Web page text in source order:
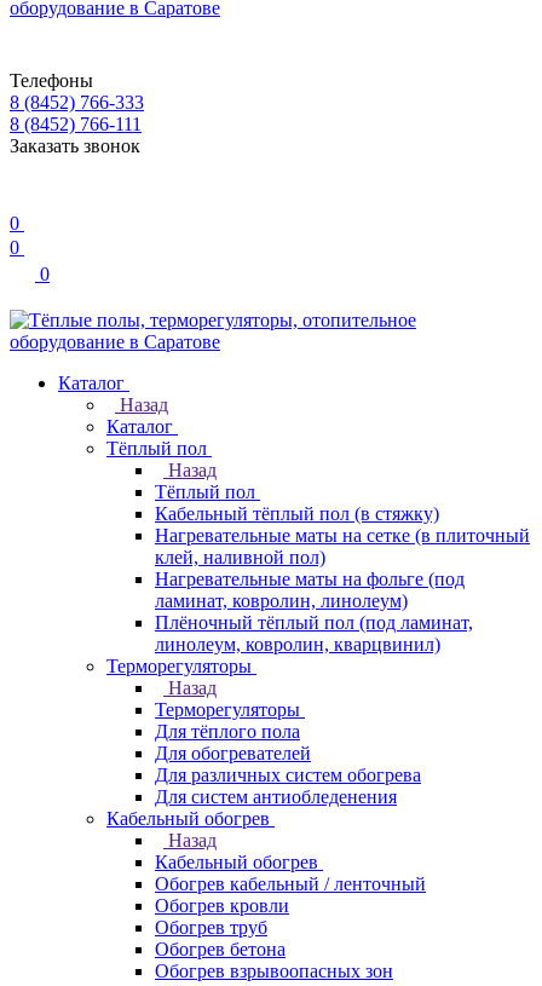
Телефоны
8 (8452) 766-333
8 (8452) 766-111
Заказать звонок
0
0
0
Каталог
Назад
Каталог
Тёплый пол
Назад
Тёплый пол
Кабельный тёплый пол (в стяжку)
Нагревательные маты на сетке (в плиточный
клей, наливной пол)
Нагревательные маты на фольге (под
ламинат, ковролин, линолеум)
Плёночный тёплый пол (под ламинат,
линолеум, ковролин, кварцвинил)
Терморегуляторы
Назад
Терморегуляторы
Для тёплого пола
Для обогревателей
Для различных систем обогрева
Для систем антиобледенения
Кабельный обогрев
Назад
Кабельный обогрев
Обогрев кабельный / ленточный
Обогрев кровли
Обогрев труб
Обогрев бетона
Обогрев взрывоопасных зон